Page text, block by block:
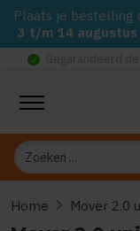
Plaats je bestelling
3 t/m 14 augustus
check_circle
Zoeken
Home chevron_right Mover 2.0